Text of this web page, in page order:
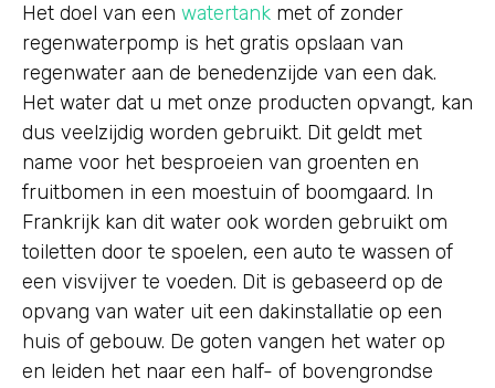
Het doel van een watertank met of zonder
regenwaterpomp is het gratis opslaan van
regenwater aan de benedenzijde van een dak.
Het water dat u met onze producten opvangt, kan
dus veelzijdig worden gebruikt. Dit geldt met
name voor het besproeien van groenten en
fruitbomen in een moestuin of boomgaard. In
Frankrijk kan dit water ook worden gebruikt om
toiletten door te spoelen, een auto te wassen of
een visvijver te voeden. Dit is gebaseerd op de
opvang van water uit een dakinstallatie op een
huis of gebouw. De goten vangen het water op
en leiden het naar een half- of bovengrondse